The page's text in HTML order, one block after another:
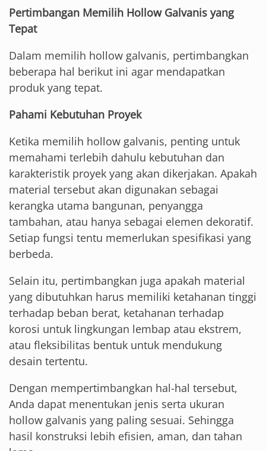
Pertimbangan Memilih Hollow Galvanis yang
Tepat
Dalam memilih hollow galvanis, pertimbangkan
beberapa hal berikut ini agar mendapatkan
produk yang tepat.
Pahami Kebutuhan Proyek
Ketika memilih hollow galvanis, penting untuk
memahami terlebih dahulu kebutuhan dan
karakteristik proyek yang akan dikerjakan. Apakah
material tersebut akan digunakan sebagai
kerangka utama bangunan, penyangga
tambahan, atau hanya sebagai elemen dekoratif.
Setiap fungsi tentu memerlukan spesifikasi yang
berbeda.
Selain itu, pertimbangkan juga apakah material
yang dibutuhkan harus memiliki ketahanan tinggi
terhadap beban berat, ketahanan terhadap
korosi untuk lingkungan lembap atau ekstrem,
atau fleksibilitas bentuk untuk mendukung
desain tertentu.
Dengan mempertimbangkan hal-hal tersebut,
Anda dapat menentukan jenis serta ukuran
hollow galvanis yang paling sesuai. Sehingga
hasil konstruksi lebih efisien, aman, dan tahan